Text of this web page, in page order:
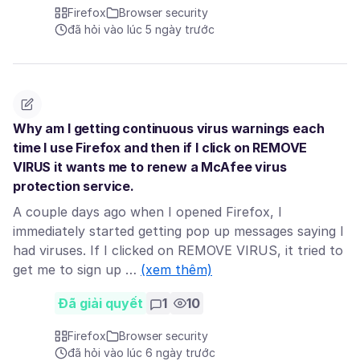
Firefox
Browser security
đã hỏi vào lúc 5 ngày trước
Why am I getting continuous virus warnings each
time I use Firefox and then if I click on REMOVE
VIRUS it wants me to renew a McAfee virus
protection service.
A couple days ago when I opened Firefox, I
immediately started getting pop up messages saying I
had viruses. If I clicked on REMOVE VIRUS, it tried to
get me to sign up … (xem thêm)
Đã giải quyết 1 10
Firefox
Browser security
đã hỏi vào lúc 6 ngày trước